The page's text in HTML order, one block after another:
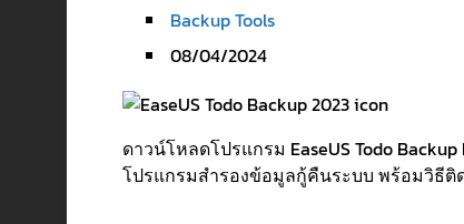
Backup Tools
08/04/2024
ดาวน์โหลดโปรแกรม EaseUS Todo
โปรแกรมสำรองข้อมูลกู้คืนระบบ พร้อมวิธีติ